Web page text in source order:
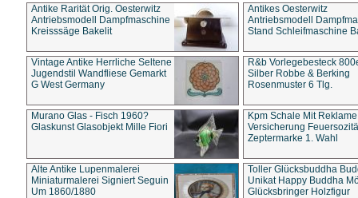
Antike Rarität Orig. Oesterwitz
Antriebsmodell Dampfmaschine
Kreisssäge Bakelit
Antikes Oesterwitz
Antriebsmodell
Stand Schleifmaschine
Vintage Antike Herrliche Seltene
Jugendstil Wandfliese Gemarkt
G West Germany
R&b Vorlegebesteck
Silber Robbe & Berking
Rosenmuster 6 Tlg.
Murano Glas - Fisch 1960?
Glaskunst Glasobjekt Mille Fiori
Kpm Schale Mit Reklame
Versicherung
Zeptermarke 1. Wahl
Alte Antike Lupenmalerei
Miniaturmalerei Signiert Seguin
Um 1860/1880
Toller Glücksbuddha
Unikat Happy Buddha
Glücksbringer Holzfigur